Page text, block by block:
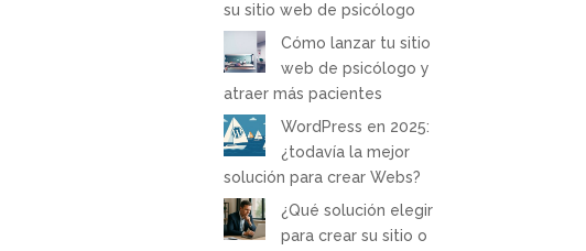
su sitio web de psicólogo
Cómo lanzar tu sitio
web de psicólogo y
atraer más pacientes
WordPress en 2025:
¿todavía la mejor
solución para crear Webs?
¿Qué solución elegir
para crear su sitio o